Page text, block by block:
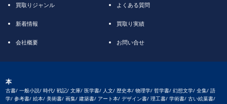
買取りジャンル よくある質問
新着情報 買取り実績
会社概要 お問い合せ
本
古書/ 一般小説/ 時代/ 戦記/ 文庫/ 医学書/ 人文/ 歴史本/ 物理学/ 哲学書/ 幻想文学/ 全集/ 語
学/ 参考書/ 絵本/ 美術書/ 画集/ 建築書/ アート本/ デザイン書/ 理工書/ 学術書/ 古い絵葉書/